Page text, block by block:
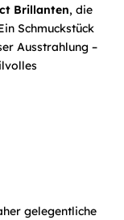
Brillanten, die
Schmuckstück
Ausstrahlung –
gelegentliche